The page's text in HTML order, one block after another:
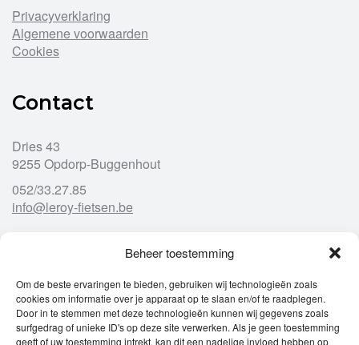
Beheer toestemming
Om de beste ervaringen te bieden, gebruiken wij technologieën zoals
cookies om informatie over je apparaat op te slaan en/of te raadplegen.
Door in te stemmen met deze technologieën kunnen wij gegevens zoals
surfgedrag of unieke ID's op deze site verwerken. Als je geen toestemming
geeft of uw toestemming intrekt, kan dit een nadelige invloed hebben op
Privacyverklaring
Algemene voorwaarden
Cookies
Contact
Dries 43
9255 Opdorp-Buggenhout
052/33.27.85
info@leroy-fietsen.be
Openingsuren
Ma
gesloten
Di
9u – 12u
13u – 18u00
Wo
9u – 12u 13u – 18u00